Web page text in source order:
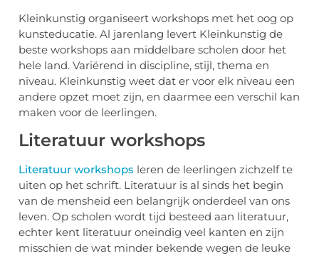
Kleinkunstig organiseert workshops met het oog op
kunsteducatie. Al jarenlang levert Kleinkunstig de
beste workshops aan middelbare scholen door het
hele land. Variërend in discipline, stijl, thema en
niveau. Kleinkunstig weet dat er voor elk niveau een
andere opzet moet zijn, en daarmee een verschil kan
maken voor de leerlingen.
Literatuur workshops
Literatuur workshops leren de leerlingen zichzelf te
uiten op het schrift. Literatuur is al sinds het begin
van de mensheid een belangrijk onderdeel van ons
leven. Op scholen wordt tijd besteed aan literatuur,
echter kent literatuur oneindig veel kanten en zijn
misschien de wat minder bekende wegen de leuke